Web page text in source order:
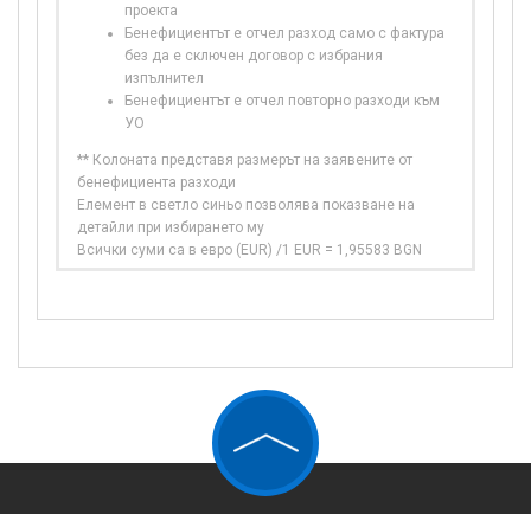
проекта
Бенефициентът е отчел разход само с фактура
без да е сключен договор с избрания
изпълнител
Бенефициентът е отчел повторно разходи към
УО
** Колоната представя размерът на заявените от
бенефициента разходи
Елемент в светло синьо позволява показване на
детайли при избирането му
Всички суми са в евро (EUR) /1 EUR = 1,95583 BGN